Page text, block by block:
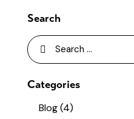
Search
Categories
Blog(4)